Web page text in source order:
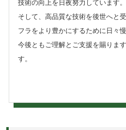
技術の向上を日夜努力しています。
そして、高品質な技術を後世へと
フラをより豊かにするために日々
今後ともご理解とご支援を賜りま
す。